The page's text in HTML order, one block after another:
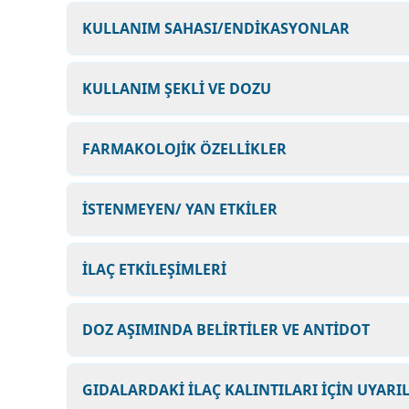
KULLANIM SAHASI/ENDİKASYONLAR
KULLANIM ŞEKLİ VE DOZU
FARMAKOLOJİK ÖZELLİKLER
İSTENMEYEN/ YAN ETKİLER
İLAÇ ETKİLEŞİMLERİ
DOZ AŞIMINDA BELİRTİLER VE ANTİDOT
GIDALARDAKİ İLAÇ KALINTILARI İÇİN